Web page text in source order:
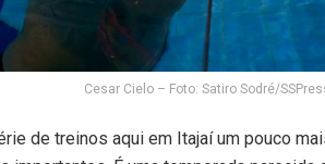
Cesar Cielo – Foto: Satiro Sodré/
de treinos aqui em Itajaí um pouco